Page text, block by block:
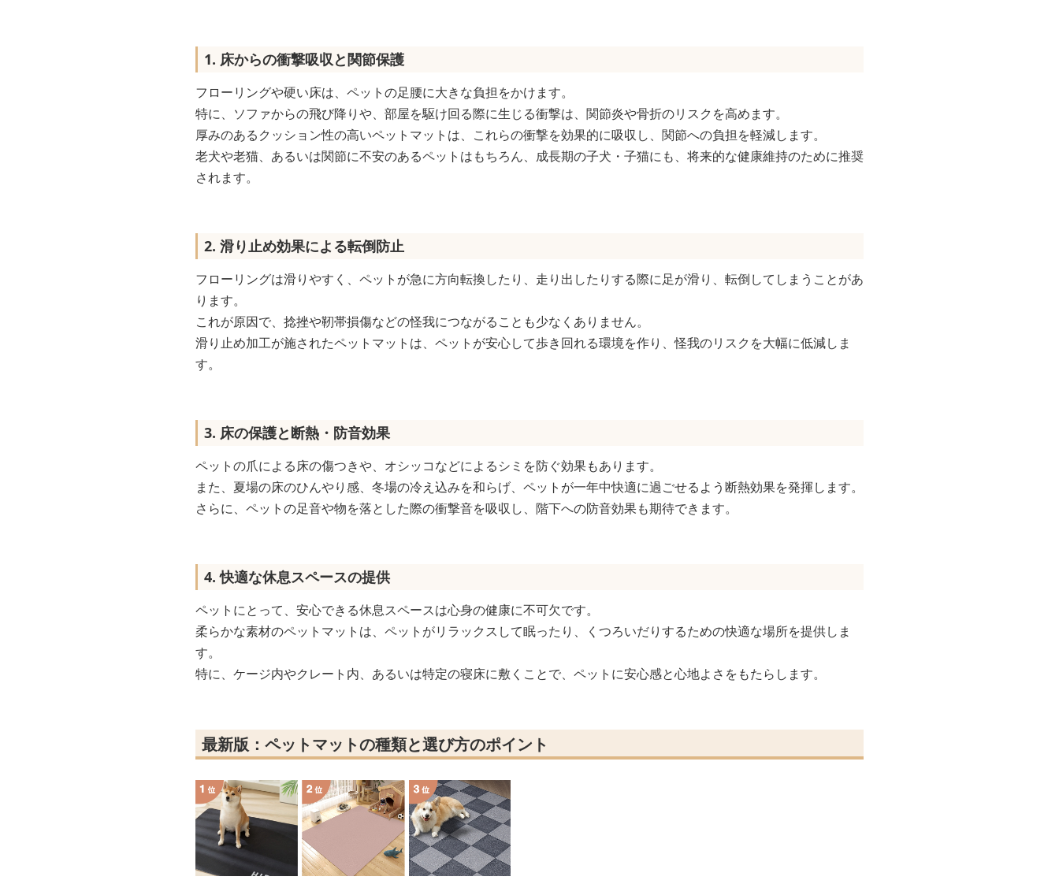
1. 床からの衝撃吸収と関節保護
フローリングや硬い床は、ペットの足腰に大きな負担をかけます。
特に、ソファからの飛び降りや、部屋を駆け回る際に生じる衝撃は、関節炎や骨折のリスクを高めます。
厚みのあるクッション性の高いペットマットは、これらの衝撃を効果的に吸収し、関節への負担を軽減します。
老犬や老猫、あるいは関節に不安のあるペットはもちろん、成長期の子犬・子猫にも、将来的な健康維持のために推奨
されます。
2. 滑り止め効果による転倒防止
フローリングは滑りやすく、ペットが急に方向転換したり、走り出したりする際に足が滑り、転倒してしまうことがあ
ります。
これが原因で、捻挫や靭帯損傷などの怪我につながることも少なくありません。
滑り止め加工が施されたペットマットは、ペットが安心して歩き回れる環境を作り、怪我のリスクを大幅に低減しま
す。
3. 床の保護と断熱・防音効果
ペットの爪による床の傷つきや、オシッコなどによるシミを防ぐ効果もあります。
また、夏場の床のひんやり感、冬場の冷え込みを和らげ、ペットが一年中快適に過ごせるよう断熱効果を発揮します。
さらに、ペットの足音や物を落とした際の衝撃音を吸収し、階下への防音効果も期待できます。
4. 快適な休息スペースの提供
ペットにとって、安心できる休息スペースは心身の健康に不可欠です。
柔らかな素材のペットマットは、ペットがリラックスして眠ったり、くつろいだりするための快適な場所を提供しま
す。
特に、ケージ内やクレート内、あるいは特定の寝床に敷くことで、ペットに安心感と心地よさをもたらします。
最新版：ペットマットの種類と選び方のポイント